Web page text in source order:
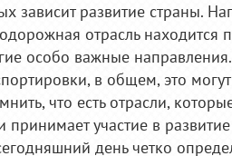
зависит развитие страны.
отрасль находится
особо важные
в общем, это
что есть отрасли,
принимает участие в
день четко